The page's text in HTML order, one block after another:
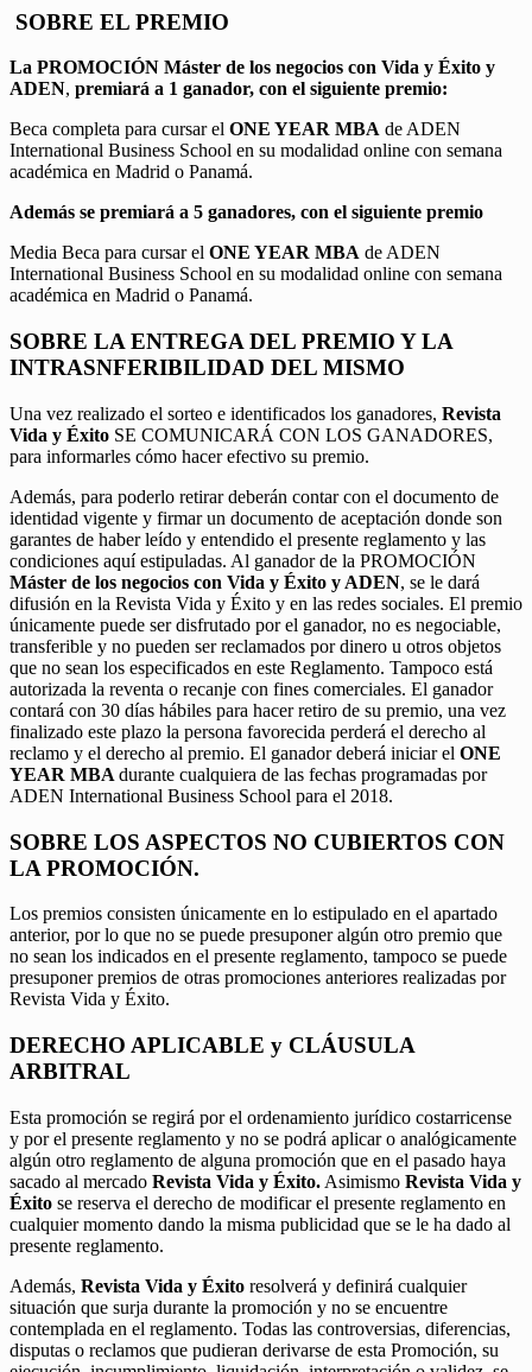
SOBRE EL PREMIO
La PROMOCIÓN Máster de los negocios con Vida y Éxito y
ADEN, premiará a 1 ganador, con el siguiente premio:
Beca completa para cursar el ONE YEAR MBA de ADEN
International Business School en su modalidad online con semana
académica en Madrid o Panamá.
Además se premiará a 5 ganadores, con el siguiente premio
Media Beca para cursar el ONE YEAR MBA de ADEN
International Business School en su modalidad online con semana
académica en Madrid o Panamá.
SOBRE LA ENTREGA DEL PREMIO Y LA
INTRASNFERIBILIDAD DEL MISMO
Una vez realizado el sorteo e identificados los ganadores, Revista
Vida y Éxito SE COMUNICARÁ CON LOS GANADORES,
para informarles cómo hacer efectivo su premio.
Además, para poderlo retirar deberán contar con el documento de
identidad vigente y firmar un documento de aceptación donde son
garantes de haber leído y entendido el presente reglamento y las
condiciones aquí estipuladas. Al ganador de la PROMOCIÓN
Máster de los negocios con Vida y Éxito y ADEN, se le dará
difusión en la Revista Vida y Éxito y en las redes sociales. El premio
únicamente puede ser disfrutado por el ganador, no es negociable,
transferible y no pueden ser reclamados por dinero u otros objetos
que no sean los especificados en este Reglamento. Tampoco está
autorizada la reventa o recanje con fines comerciales. El ganador
contará con 30 días hábiles para hacer retiro de su premio, una vez
finalizado este plazo la persona favorecida perderá el derecho al
reclamo y el derecho al premio. El ganador deberá iniciar el ONE
YEAR MBA durante cualquiera de las fechas programadas por
ADEN International Business School para el 2018.
SOBRE LOS ASPECTOS NO CUBIERTOS CON
LA PROMOCIÓN.
Los premios consisten únicamente en lo estipulado en el apartado
anterior, por lo que no se puede presuponer algún otro premio que
no sean los indicados en el presente reglamento, tampoco se puede
presuponer premios de otras promociones anteriores realizadas por
Revista Vida y Éxito.
DERECHO APLICABLE y CLÁUSULA
ARBITRAL
Esta promoción se regirá por el ordenamiento jurídico costarricense
y por el presente reglamento y no se podrá aplicar o analógicamente
algún otro reglamento de alguna promoción que en el pasado haya
sacado al mercado Revista Vida y Éxito. Asimismo Revista Vida y
Éxito se reserva el derecho de modificar el presente reglamento en
cualquier momento dando la misma publicidad que se le ha dado al
presente reglamento.
Además, Revista Vida y Éxito resolverá y definirá cualquier
situación que surja durante la promoción y no se encuentre
contemplada en el reglamento. Todas las controversias, diferencias,
disputas o reclamos que pudieran derivarse de esta Promoción, su